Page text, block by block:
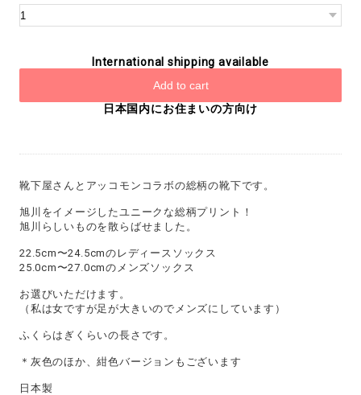
International shipping available
Add to cart
日本国内にお住まいの方向け
靴下屋さんとアッコモンコラボの総柄の靴下です。
旭川をイメージしたユニークな総柄プリント！
旭川らしいものを散らばせました。
22.5cm〜24.5cmのレディースソックス
25.0cm〜27.0cmのメンズソックス
お選びいただけます。
（私は女ですが足が大きいのでメンズにしています）
ふくらはぎくらいの長さです。
＊灰色のほか、紺色バージョンもございます
日本製